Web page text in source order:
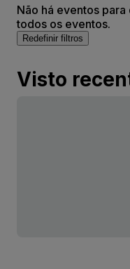
Não há eventos
todos os eventos.
Redefinir filtros
Visto